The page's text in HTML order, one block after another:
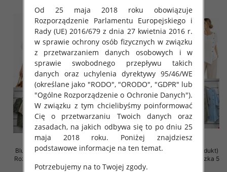
Bluzki damskie (Włoskie produkt)
Roz Standard, Mix Kolor Paczka 5
szt
Bluzki damskie (Włoskie produkt)
Roz Standard, Mix Kolor Paczka 5
Od 25 maja 2018 roku obowiązuje
Rozporządzenie Parlamentu Europejskiego i
Rady (UE) 2016/679 z dnia 27 kwietnia 2016 r.
w sprawie ochrony osób fizycznych w związku
z przetwarzaniem danych osobowych i w
sprawie swobodnego przepływu takich
danych oraz uchylenia dyrektywy 95/46/WE
(określane jako "RODO", "ORODO", "GDPR" lub
"Ogólne Rozporządzenie o Ochronie Danych").
W związku z tym chcielibyśmy poinformować
Cię o przetwarzaniu Twoich danych oraz
zasadach, na jakich odbywa się to po dniu 25
maja 2018 roku. Poniżej znajdziesz
podstawowe informacje na ten temat.
Potrzebujemy na to Twojej zgody.